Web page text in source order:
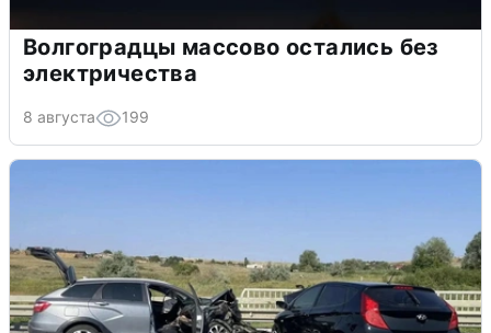
Волгоградцы массово остались без
электричества
8 августа 199